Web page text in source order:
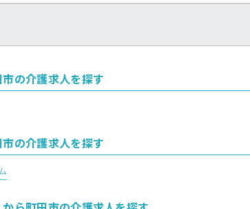
人ホームの求人＞
の介護求人を探す
の介護求人を探す